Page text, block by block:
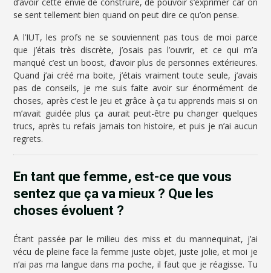
d’avoir cette envie de construire, de pouvoir s’exprimer car on
se sent tellement bien quand on peut dire ce qu’on pense.
A l’IUT, les profs ne se souviennent pas tous de moi parce
que j’étais très discrète, j’osais pas l’ouvrir, et ce qui m’a
manqué c’est un boost, d’avoir plus de personnes extérieures.
Quand j’ai créé ma boite, j’étais vraiment toute seule, j’avais
pas de conseils, je me suis faite avoir sur énormément de
choses, après c’est le jeu et grâce à ça tu apprends mais si on
m’avait guidée plus ça aurait peut-être pu changer quelques
trucs, après tu refais jamais ton histoire, et puis je n’ai aucun
regrets.
En tant que femme, est-ce que vous
sentez que ça va mieux ? Que les
choses évoluent ?
Étant passée par le milieu des miss et du mannequinat, j’ai
vécu de pleine face la femme juste objet, juste jolie, et moi je
n’ai pas ma langue dans ma poche, il faut que je réagisse. Tu